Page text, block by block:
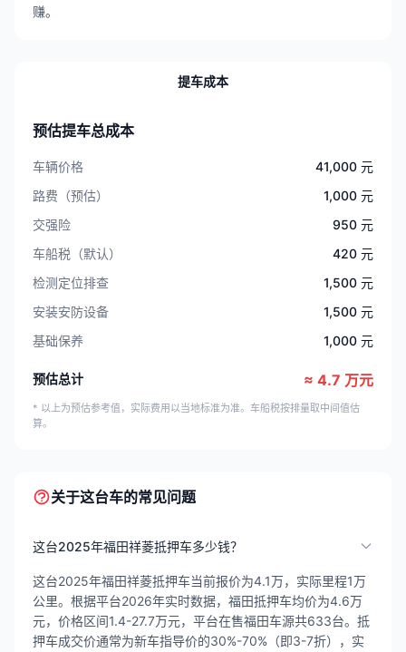
赚。
提车成本
预估提车总成本
车辆价格
41,000 元
路费（预估）
1,000 元
交强险
950 元
车船税（默认）
420 元
检测定位排查
1,500 元
安装安防设备
1,500 元
基础保养
1,000 元
预估总计 ≈ 4.7 万元
* 以上为预估参考值，实际费用以当地标准为准。车船税按排量取中间值估
算。
关于这台车的常见问题
这台2025年福田祥菱抵押车多少钱？
这台2025年福田祥菱抵押车当前报价为4.1万，实际里程1万
公里。根据平台2026年实时数据，福田抵押车均价为4.6万
元，价格区间1.4-27.7万元，平台在售福田车源共633台。抵
押车成交价通常为新车指导价的30%-70%（即3-7折），实